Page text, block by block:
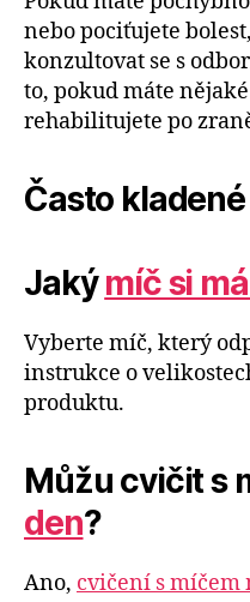
nebo pociťujete
konzultovat se s
to, pokud máte
rehabilitujete po
Často
Jakýmíč si
Vyberte míč, který
instrukce o
produktu.
Můžu cvičit s
den?
Ano, cvičení s míčem